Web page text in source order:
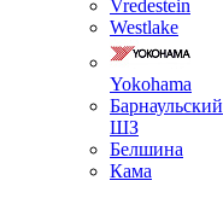
Vredestein
Westlake
Yokohama
Барнаульский
ШЗ
Белшина
Кама